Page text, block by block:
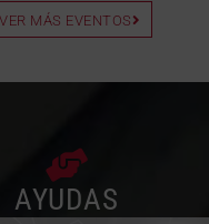
VER MÁS EVENTOS
AYUDAS